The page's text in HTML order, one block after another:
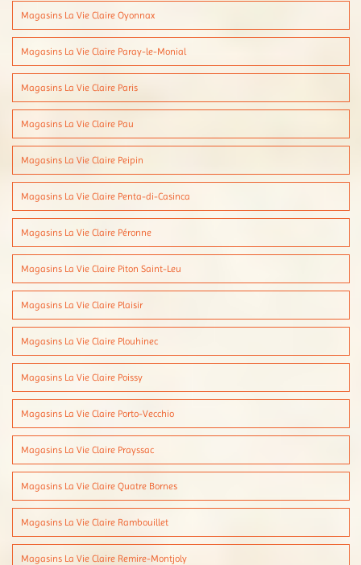
Magasins La Vie Claire Oyonnax
Magasins La Vie Claire Paray-le-Monial
Magasins La Vie Claire Paris
Magasins La Vie Claire Pau
Magasins La Vie Claire Peipin
Magasins La Vie Claire Penta-di-Casinca
Magasins La Vie Claire Péronne
Magasins La Vie Claire Piton Saint-Leu
Magasins La Vie Claire Plaisir
Magasins La Vie Claire Plouhinec
Magasins La Vie Claire Poissy
Magasins La Vie Claire Porto-Vecchio
Magasins La Vie Claire Prayssac
Magasins La Vie Claire Quatre Bornes
Magasins La Vie Claire Rambouillet
Magasins La Vie Claire Remire-Montjoly